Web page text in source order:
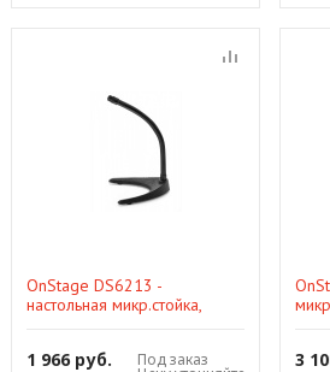
OnStage DS6213 -
настольная микр.стойка,
1 966 руб. Под заказ 3